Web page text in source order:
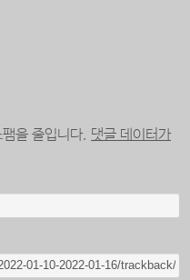
을 줄입니다. 댓글 데이터가